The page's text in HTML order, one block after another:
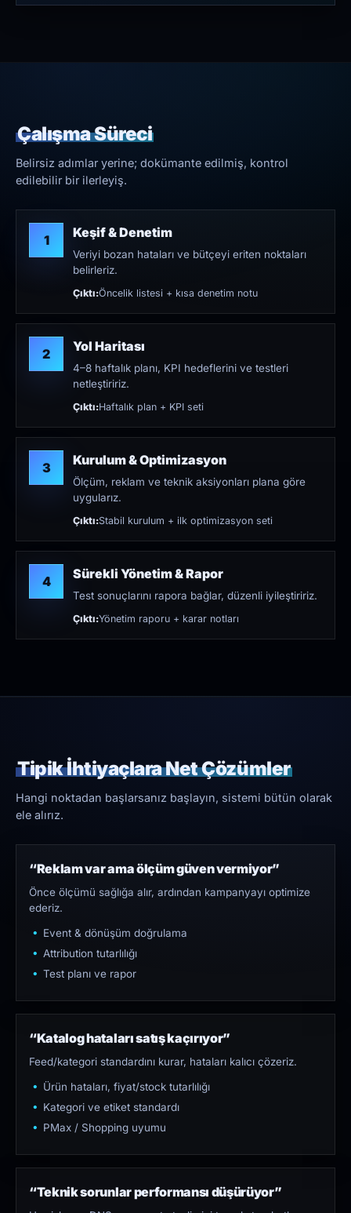
Çalışma Süreci
Belirsiz adımlar yerine; dokümante edilmiş, kontrol
edilebilir bir ilerleyiş.
1 Keşif & Denetim
Veriyi bozan hataları ve bütçeyi eriten noktaları
belirleriz.
Çıktı:Öncelik listesi + kısa denetim notu
2 Yol Haritası
4–8 haftalık planı, KPI hedeflerini ve testleri
netleştiririz.
Çıktı:Haftalık plan + KPI seti
3 Kurulum & Optimizasyon
Ölçüm, reklam ve teknik aksiyonları plana göre
uygularız.
Çıktı:Stabil kurulum + ilk optimizasyon seti
4 Sürekli Yönetim & Rapor
Test sonuçlarını rapora bağlar, düzenli iyileştiririz.
Çıktı:Yönetim raporu + karar notları
Tipik İhtiyaçlara Net Çözümler
Hangi noktadan başlarsanız başlayın, sistemi bütün olarak
ele alırız.
“Reklam var ama ölçüm güven vermiyor”
Önce ölçümü sağlığa alır, ardından kampanyayı optimize
ederiz.
Event & dönüşüm doğrulama
Attribution tutarlılığı
Test planı ve rapor
“Katalog hataları satış kaçırıyor”
Feed/kategori standardını kurar, hataları kalıcı çözeriz.
Ürün hataları, fiyat/stock tutarlılığı
Kategori ve etiket standardı
PMax / Shopping uyumu
“Teknik sorunlar performansı düşürüyor”